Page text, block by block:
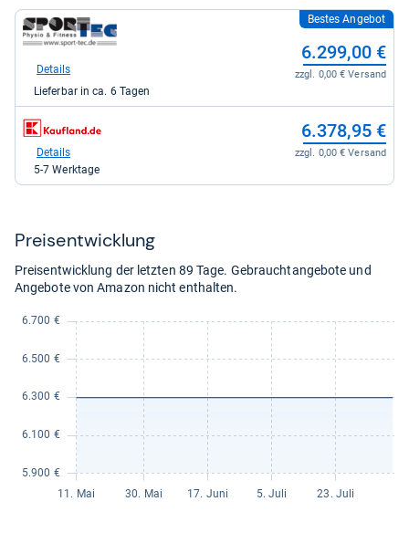
zum
Shop:
Sport-
für
kaufen.
Bestes Angebot
6.299,00 €
zzgl. 0,00 € Versand
Details
Lieferbar in ca. 6 Tagen
zum
Shop:
Kaufland
6.378,95 €
zzgl. 0,00 € Versand
Details
5-7 Werktage
Preis­ent­wick­lung
Preisentwicklung der letzten 89 Tage. Gebrauchtangebote und
Angebote von Amazon nicht enthalten.